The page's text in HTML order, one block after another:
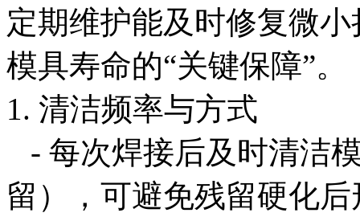
定期维护能及时修复微
模具寿命的“关键保障”。
1. 清洁频率与方式
- 每次焊接后及时清洁
留），可避免残留硬化